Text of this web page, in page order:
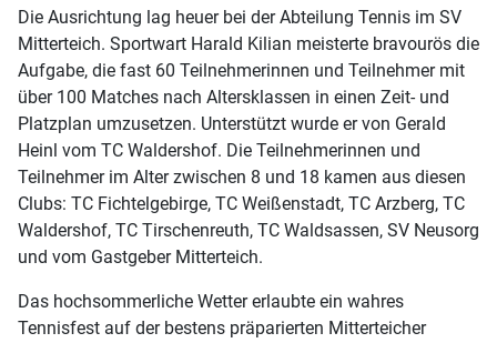
Die Ausrichtung lag heuer bei der Abteilung Tennis im SV
Mitterteich. Sportwart Harald Kilian meisterte bravourös die
Aufgabe, die fast 60 Teilnehmerinnen und Teilnehmer mit
über 100 Matches nach Altersklassen in einen Zeit- und
Platzplan umzusetzen. Unterstützt wurde er von Gerald
Heinl vom TC Waldershof. Die Teilnehmerinnen und
Teilnehmer im Alter zwischen 8 und 18 kamen aus diesen
Clubs: TC Fichtelgebirge, TC Weißenstadt, TC Arzberg, TC
Waldershof, TC Tirschenreuth, TC Waldsassen, SV Neusorg
und vom Gastgeber Mitterteich.
Das hochsommerliche Wetter erlaubte ein wahres
Tennisfest auf der bestens präparierten Mitterteicher